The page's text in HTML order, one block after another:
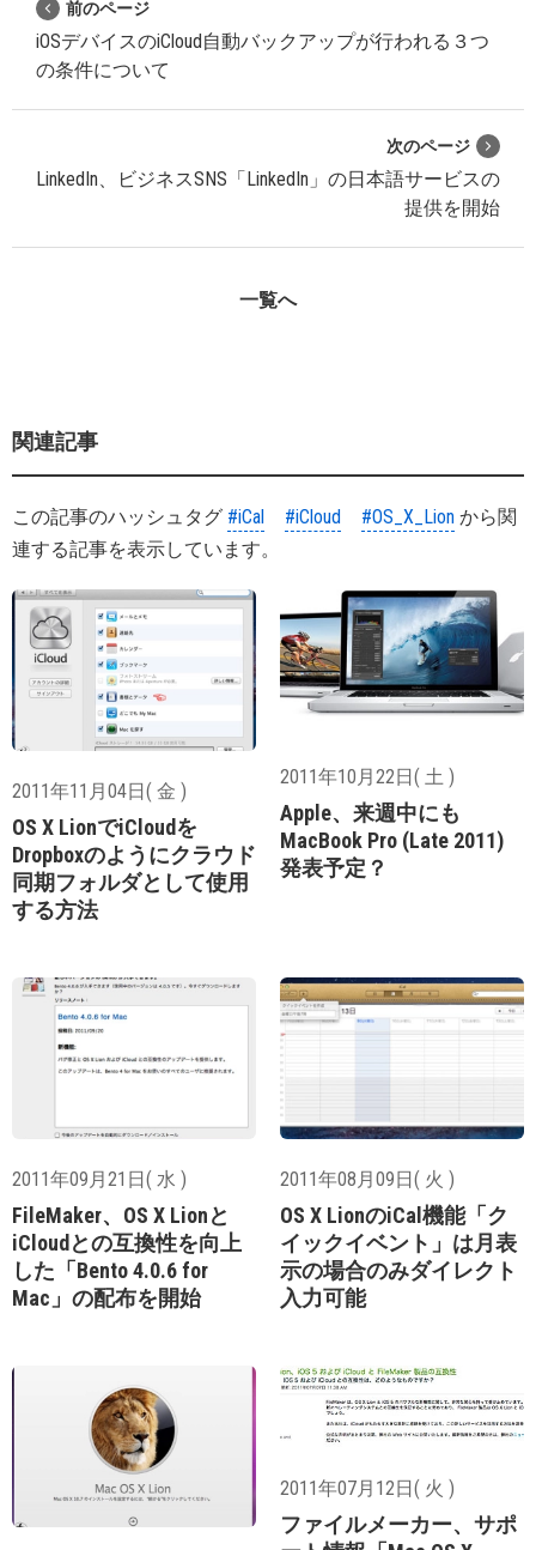
前のページ
iOSデバイスのiCloud自動バックアップが行われる３つ
の条件について
次のページ
LinkedIn、ビジネスSNS「LinkedIn」の日本語サービスの
提供を開始
一覧へ
関連記事
この記事のハッシュタグ #iCal #iCloud #OS_X_Lion から関
連する記事を表示しています。
2011年11月04日( 金 )
OS X LionでiCloudを
Dropboxのようにクラウド
同期フォルダとして使用
する方法
2011年10月22日( 土 )
Apple、来週中にも
MacBook Pro (Late 2011)
発表予定？
2011年09月21日( 水 )
FileMaker、OS X Lionと
iCloudとの互換性を向上
した「Bento 4.0.6 for
Mac」の配布を開始
2011年08月09日( 火 )
OS X LionのiCal機能「ク
イックイベント」は月表
示の場合のみダイレクト
入力可能
2011年07月12日( 火 )
ファイルメーカー、サポ